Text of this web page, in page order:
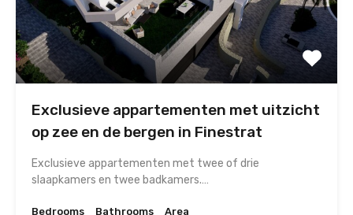
Exclusieve appartementen met uitzicht
op zee en de bergen in Finestrat
Exclusieve appartementen met twee of drie
slaapkamers en twee badkamers.…
Bedrooms Bathrooms Area